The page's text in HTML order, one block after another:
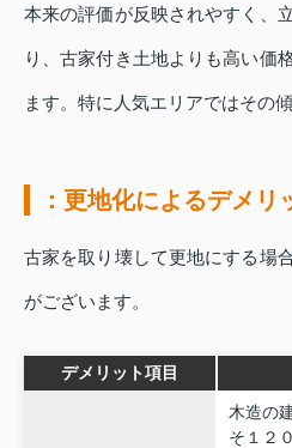
本来の評価が反映されやすく、
り、古家付き土地よりも高い価
ます。特に人気エリアではその
：更地化によるデメリ
古家を取り壊して更地にする場
がございます。
デメリット項目
木造の
そ１２